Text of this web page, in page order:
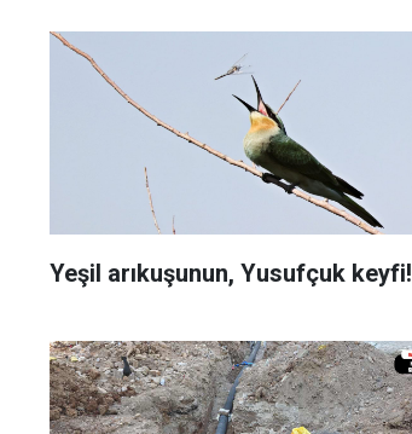
Yeşil arıkuşunun, Yusufçuk keyfi!